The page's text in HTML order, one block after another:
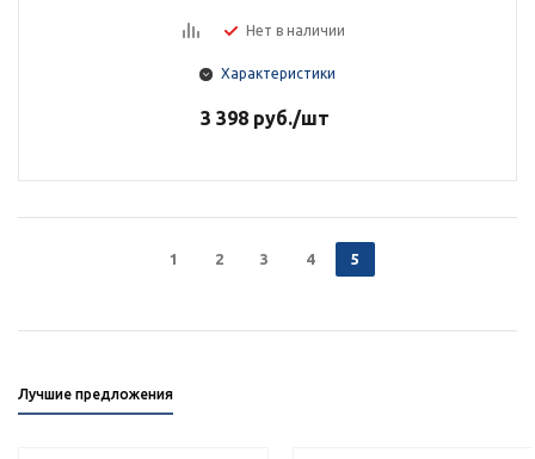
Нет в наличии
Характеристики
3 398 руб./шт
1 2 3 4 5
Лучшие предложения